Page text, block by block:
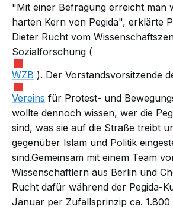
"Mit einer Befragung erreicht man
harten Kern von Pegida", erklärte
Dieter Rucht vom
Sozialforschung (
WZB ). Der Vorstandsvorsitzende
Vereins für Protest- und
wollte dennoch wissen, wer die
sind, was sie auf die Straße treibt
gegenüber Islam und Politik
sind.Gemeinsam mit einem Team
Wissenschaftlern aus Berlin und
Rucht dafür während der Pegida-
Januar per Zufallsprinzip ca.